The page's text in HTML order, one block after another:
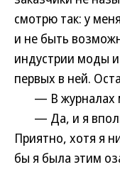
смотрю так: у
и не быть
индустрии моды
первых в ней.
— В журналах
— Да, и я
Приятно, хотя я
бы я была этим